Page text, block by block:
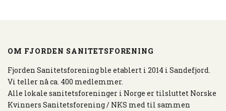
OM FJORDEN SANITETSFORENING
Fjorden Sanitetsforening ble etablert i 2014 i Sandefjord.
Vi teller nå ca. 400 medlemmer.
Alle lokale sanitetsforeninger i Norge er tilsluttet Norske
Kvinners Sanitetsforening / NKS med til sammen